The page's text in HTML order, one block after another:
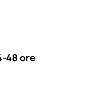
48 ore